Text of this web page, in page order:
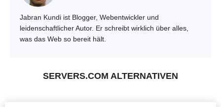
Jabran Kundi ist Blogger, Webentwickler und
leidenschaftlicher Autor. Er schreibt wirklich über alles,
was das Web so bereit hält.
SERVERS.COM ALTERNATIVEN